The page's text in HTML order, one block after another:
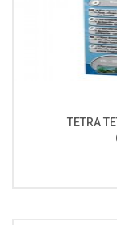
TETRA